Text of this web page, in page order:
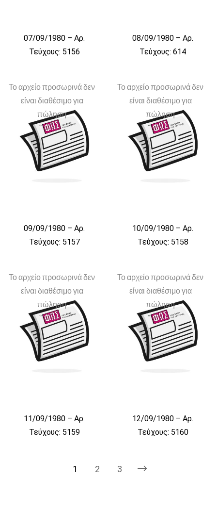
07/09/1980 – Αρ.
Τεύχους: 5156
08/09/1980 – Αρ.
Τεύχους: 614
Το αρχείο προσωρινά δεν
είναι διαθέσιμο για
πώληση
09/09/1980 – Αρ.
Τεύχους: 5157
Το αρχείο προσωρινά δεν
είναι διαθέσιμο για
πώληση
10/09/1980 – Αρ.
Τεύχους: 5158
Το αρχείο προσωρινά δεν
είναι διαθέσιμο για
πώληση
11/09/1980 – Αρ.
Τεύχους: 5159
Το αρχείο προσωρινά δεν
είναι διαθέσιμο για
πώληση
12/09/1980 – Αρ.
Τεύχους: 5160
1 2 3